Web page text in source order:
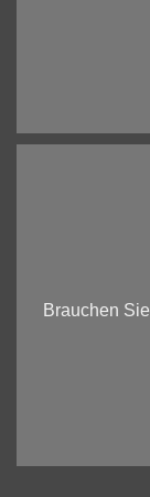
Brauchen